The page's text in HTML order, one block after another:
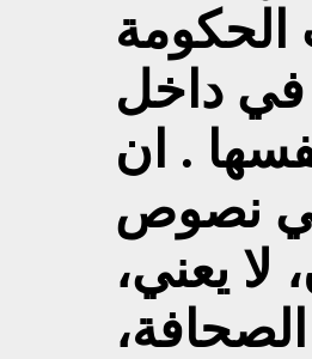
في داخل
. ان
في نصوص
لا يعني،